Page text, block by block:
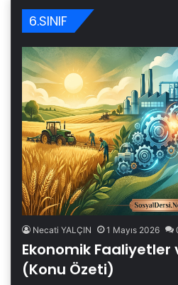
6.SINIF
Necati YALÇIN 1 Mayıs 2026
Ekonomik Faaliyetler
(Konu Özeti)